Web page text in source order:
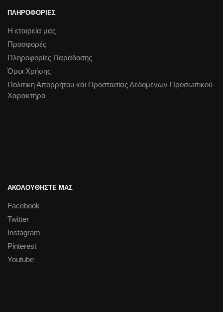
ΠΛΗΡΟΦΟΡΙΕΣ
Η εταιρεία μας
Προσφορές
Πληροφορίες Παράδοσης
Όροι Χρήσης
Πολιτική Απορρήτου και Προστασίας Δεδομένων Προσωπικού
Χαρακτήρα
ΑΚΟΛΟΥΘΗΣΤΕ ΜΑΣ
Facebook
Twitter
Instagram
Pinterest
Youtube